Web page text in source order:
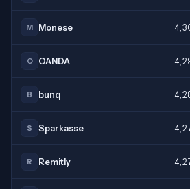
M Monese
O OANDA
B bunq
S Sparkasse
R Remitly